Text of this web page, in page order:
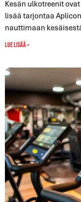
Kesän ulkotreenit
lisää tarjontaa
nauttimaan
Lue lisää »